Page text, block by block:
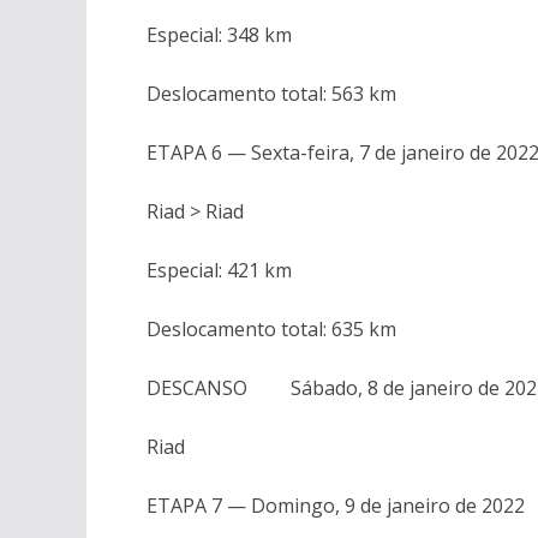
Especial: 348 km
Deslocamento total: 563 km
ETAPA 6 — Sexta-feira, 7 de janeiro de 2022
Riad > Riad
Especial: 421 km
Deslocamento total: 635 km
DESCANSO Sábado, 8 de janeiro de
Riad
ETAPA 7 — Domingo, 9 de janeiro de 2022